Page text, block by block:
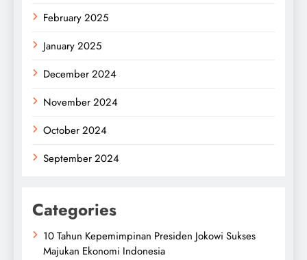
February 2025
January 2025
December 2024
November 2024
October 2024
September 2024
Categories
10 Tahun Kepemimpinan Presiden Jokowi Sukses
Majukan Ekonomi Indonesia